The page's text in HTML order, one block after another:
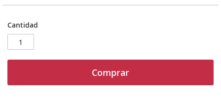
Cantidad
Comprar
de
galería
imágenes